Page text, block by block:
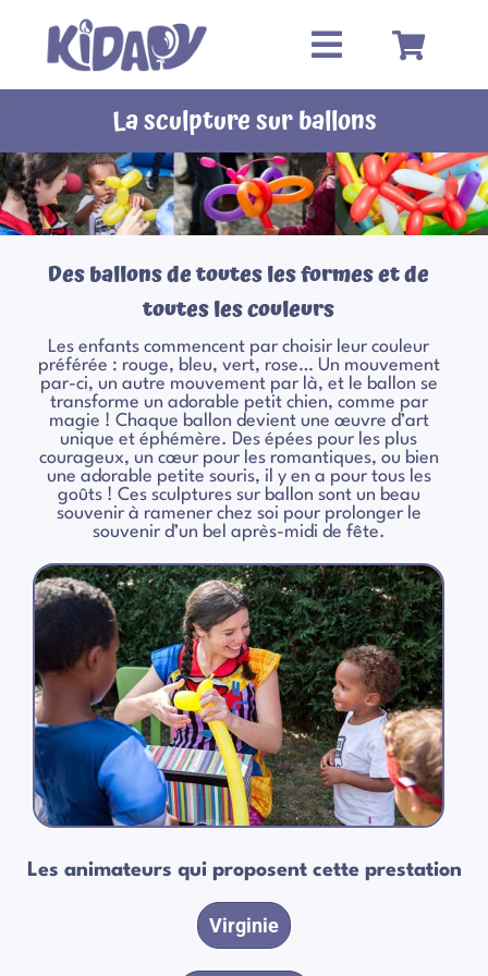
contenu
La sculpture sur ballons
Des ballons de toutes les formes et de
toutes les couleurs
Les enfants commencent par choisir leur couleur
préférée : rouge, bleu, vert, rose… Un mouvement
par-ci, un autre mouvement par là, et le ballon se
transforme un adorable petit chien, comme par
magie ! Chaque ballon devient une œuvre d’art
unique et éphémère. Des épées pour les plus
courageux, un cœur pour les romantiques, ou bien
une adorable petite souris, il y en a pour tous les
goûts ! Ces sculptures sur ballon sont un beau
souvenir à ramener chez soi pour prolonger le
souvenir d’un bel après-midi de fête.
Les animateurs qui proposent cette prestation
Virginie